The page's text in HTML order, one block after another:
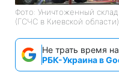
Фото: Уничтоженный
(ГСЧС в Киевской области)
Не трать время
РБК-Украина в